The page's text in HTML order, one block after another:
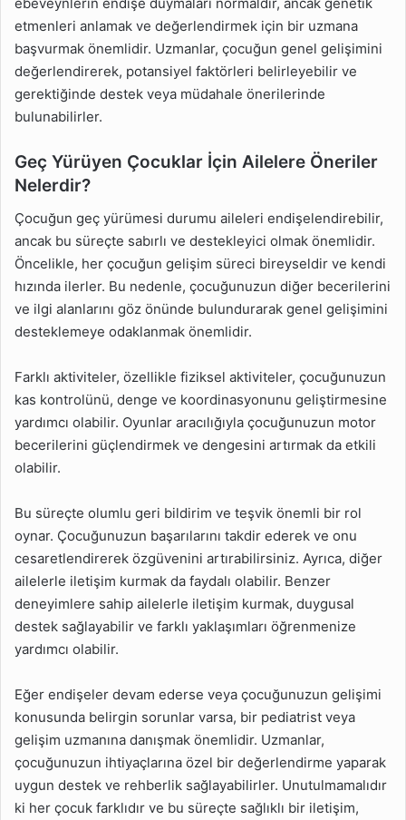
etmenleri anlamak ve değerlendirmek için bir uzmana
başvurmak önemlidir. Uzmanlar, çocuğun genel gelişimini
değerlendirerek, potansiyel faktörleri belirleyebilir ve
gerektiğinde destek veya müdahale önerilerinde
bulunabilirler.
Geç Yürüyen Çocuklar İçin Ailelere Öneriler
Nelerdir?
Çocuğun geç yürümesi durumu aileleri endişelendirebilir,
ancak bu süreçte sabırlı ve destekleyici olmak önemlidir.
Öncelikle, her çocuğun gelişim süreci bireyseldir ve kendi
hızında ilerler. Bu nedenle, çocuğunuzun diğer becerilerini
ve ilgi alanlarını göz önünde bulundurarak genel gelişimini
desteklemeye odaklanmak önemlidir.
Farklı aktiviteler, özellikle fiziksel aktiviteler, çocuğunuzun
kas kontrolünü, denge ve koordinasyonunu geliştirmesine
yardımcı olabilir. Oyunlar aracılığıyla çocuğunuzun motor
becerilerini güçlendirmek ve dengesini artırmak da etkili
olabilir.
Bu süreçte olumlu geri bildirim ve teşvik önemli bir rol
oynar. Çocuğunuzun başarılarını takdir ederek ve onu
cesaretlendirerek özgüvenini artırabilirsiniz. Ayrıca, diğer
ailelerle iletişim kurmak da faydalı olabilir. Benzer
deneyimlere sahip ailelerle iletişim kurmak, duygusal
destek sağlayabilir ve farklı yaklaşımları öğrenmenize
yardımcı olabilir.
Eğer endişeler devam ederse veya çocuğunuzun gelişimi
konusunda belirgin sorunlar varsa, bir pediatrist veya
gelişim uzmanına danışmak önemlidir. Uzmanlar,
çocuğunuzun ihtiyaçlarına özel bir değerlendirme yaparak
uygun destek ve rehberlik sağlayabilirler. Unutulmamalıdır
ki her çocuk farklıdır ve bu süreçte sağlıklı bir iletişim,